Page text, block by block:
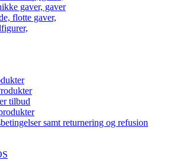
tilbud
samt returnering og refusion